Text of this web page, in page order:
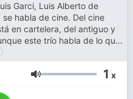
Garci, Luis Alberto de
habla de cine. Del cine
en cartelera, del antiguo y
este trío habla de lo que
puede derivar en una
usted a saber qué.
Glasnost 1 x